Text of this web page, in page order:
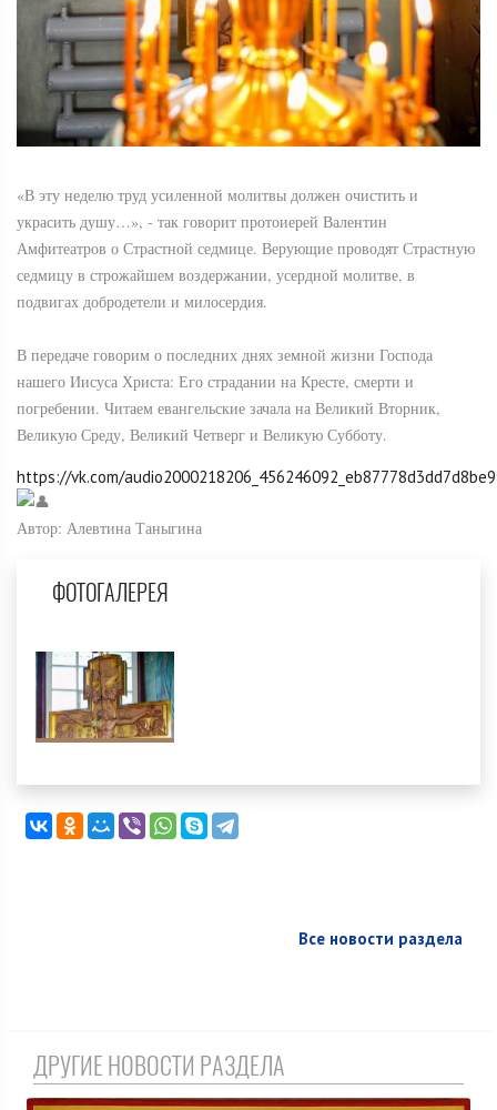
«В эту неделю труд усиленной молитвы должен очистить и
украсить душу…», - так говорит протоиерей Валентин
Амфитеатров о Страстной седмице. Верующие проводят Страстную
седмицу в строжайшем воздержании, усердной молитве, в
подвигах добродетели и милосердия.
В передаче говорим о последних днях земной жизни Господа
нашего Иисуса Христа: Его страдании на Кресте, смерти и
погребении. Читаем евангельские зачала на Великий Вторник,
Великую Среду, Великий Четверг и Великую Субботу.
https://vk.com/
Автор: Алевтина Таныгина
ФОТОГАЛЕРЕЯ
Все новости раздела
ДРУГИЕ НОВОСТИ РАЗДЕЛА